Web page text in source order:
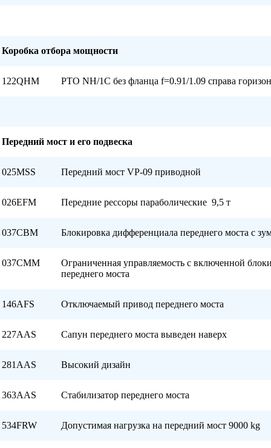
Коробка отбора мощности
122QHM PTO NH/1C без фланца f=0.91/1.09 справа
Передний мост и его подвеска
025MSS Передний мост VP-09 приводной
026EFM Передние рессоры параболические 9,5 т
037CBM Блокировка дифференциала переднего моста с
037СММ
Ограниченная управляемость с включенной
переднего моста
146AFS Отключаемый привод переднего моста
227AAS Сапун переднего моста выведен наверх
281AAS Высокий дизайн
363AAS Стабилизатор переднего моста
534FRW Допустимая нагрузка на передний мост 9000 kg